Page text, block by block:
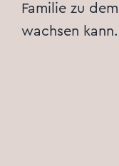
Familie zu
wachsen kann.